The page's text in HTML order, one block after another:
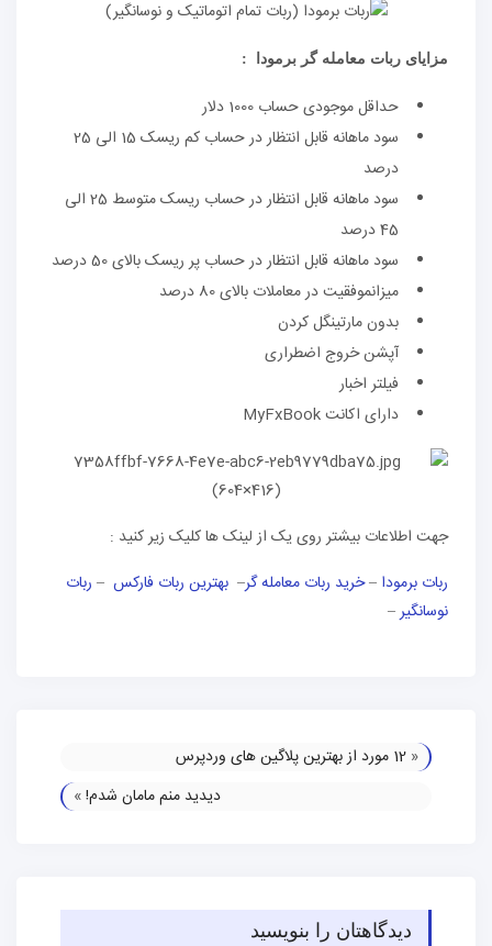
مزایای ربات معامله گر برمودا :
حداقل موجودی حساب 1000 دلار
سود ماهانه قابل انتظار در حساب کم ریسک 15 الی 25
درصد
سود ماهانه قابل انتظار در حساب ریسک متوسط 25 الی
45 درصد
سود ماهانه قابل انتظار در حساب پر ریسک بالای 50 درصد
میزانموفقیت در معاملات بالای 80 درصد
بدون مارتینگل کردن
آپشن خروج اضطراری
فیلتر اخبار
دارای اکانت MyFxBook
جهت اطلاعات بیشتر روی یک از لینک ها کلیک زیر کنید :
ربات برمودا –خرید ربات معامله گر– بهترین ربات فارکس – ربات
نوسانگیر–
« 12 مورد از بهترین پلاگین ‌های وردپرس
دیدید منم مامان شدم!»
دیدگاهتان را بنویسید